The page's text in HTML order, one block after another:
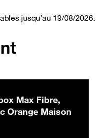
jusqu’au 19/08/2026.
Max Fibre,
par mois
Orange Maison